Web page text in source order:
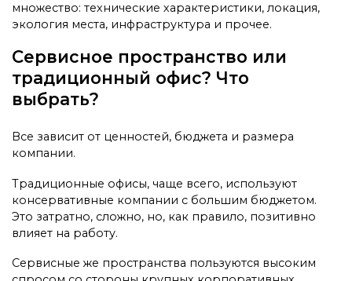
множество: технические характеристики, локация,
экология места, инфраструктура и прочее.
Сервисное пространство или
традиционный офис? Что
выбрать?
Все зависит от ценностей, бюджета и размера
компании.
Традиционные офисы, чаще всего, используют
консервативные компании с большим бюджетом.
Это затратно, сложно, но, как правило, позитивно
влияет на работу.
Сервисные же пространства пользуются высоким